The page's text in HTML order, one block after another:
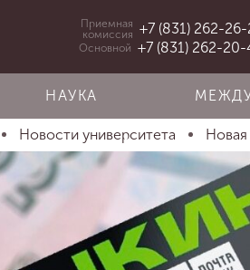
Приемная
комиссия +7 (831) 262-
Основной +7 (831) 262-
НАУКА
Новости университета Новая